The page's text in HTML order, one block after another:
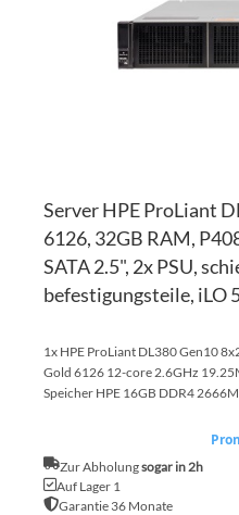
Server HPE ProLiant
6126, 32GB RAM,
SATA 2.5", 2x PSU,
befestigungsteile, iLO
1x HPE ProLiant DL380 Gen10
Gold 6126 12-core 2.6GHz
Speicher HPE 16GB DDR4
Zur Abholungsogar in 2h
Auf Lager 1
Garantie 36 Monate